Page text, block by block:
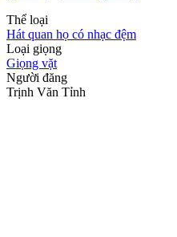
Thể loại
Hát quan họ có nhạc đệm
Loại giọng
Giọng vặt
Người đăng
Trịnh Văn Tỉnh